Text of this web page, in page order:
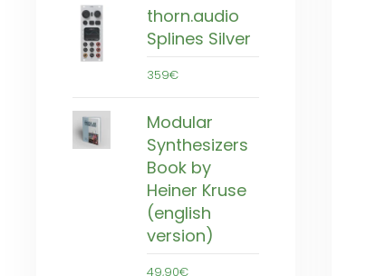
thorn.audio
Splines Silver
359€
Modular
Synthesizers
Book by
Heiner Kruse
(english
version)
49,90€